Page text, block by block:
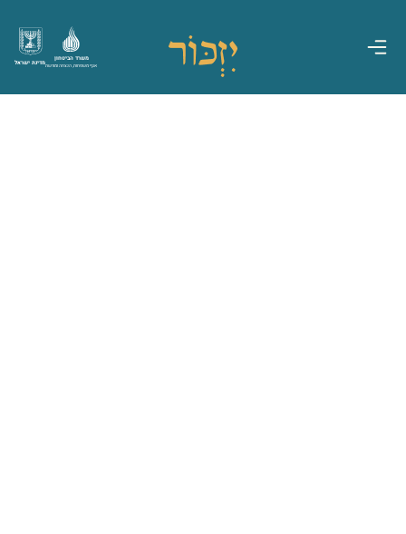
מדינת ישראל
משרד הביטחון
אגף משפחות, הנצחה ומורשת